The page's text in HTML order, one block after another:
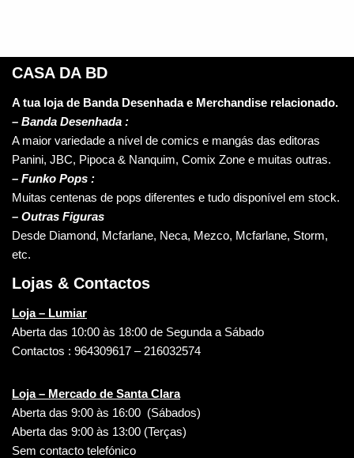
CASA DA BD
A tua loja de Banda Desenhada e Merchandise relacionado.
– Banda Desenhada :
A maior variedade a nível de comics e mangás das editoras
Panini, JBC, Pipoca & Nanquim, Comix Zone e muitas outras.
– Funko Pops :
Muitas centenas de pops diferentes e tudo disponível em stock.
– Outras Figuras
Desde Diamond, Mcfarlane, Neca, Mezco, Mcfarlane, Storm,
etc.
Lojas & Contactos
Loja – Lumiar
Aberta das 10:00 às 18:00 de Segunda a Sábado
Contactos : 964309617 – 216032574
Loja – Mercado de Santa Clara
Aberta das 9:00 às 16:00 (Sábados)
Aberta das 9:00 às 13:00 (Terças)
Sem contacto telefónico